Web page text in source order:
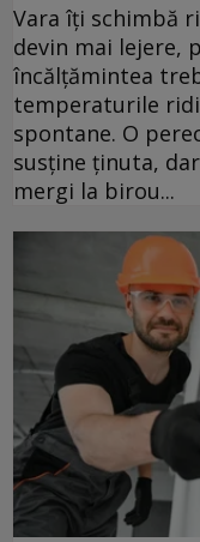
Vara îți schimbă
devin mai lejere,
încălțămintea
temperaturile
spontane. O
susține ținuta,
mergi la birou...